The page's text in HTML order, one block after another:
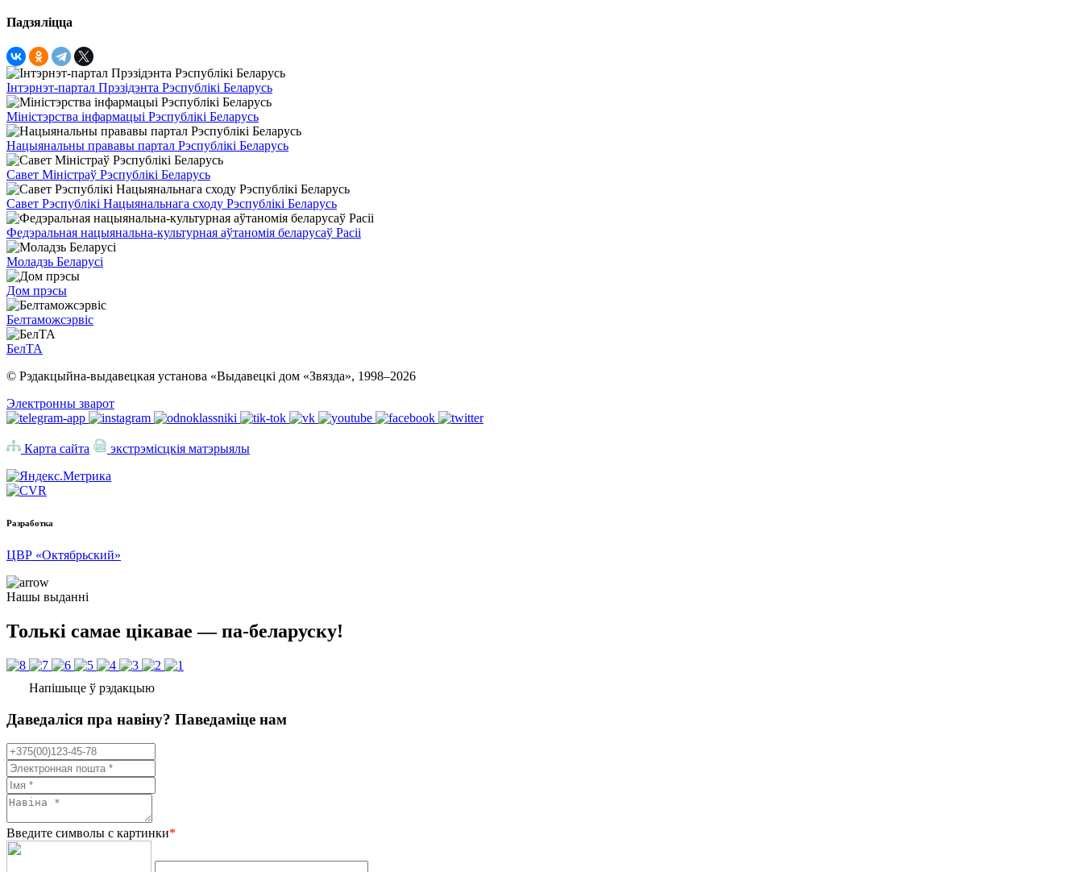
Падзяліцца
Інтэрнэт-партал Прэзідэнта Рэспублікі Беларусь
Міністэрства інфармацыі Рэспублікі Беларусь
Нацыянальны прававы партал Рэспублікі Беларусь
Савет Міністраў Рэспублікі Беларусь
Савет Рэспублікі Нацыянальнага сходу Рэспублікі Беларусь
Федэральная нацыянальна-культурная аўтаномія беларусаў Расіі
Моладзь Беларусі
Дом прэсы
Белтаможсэрвіс
БелТА
© Рэдакцыйна-выдавецкая установа «Выдавецкі дом «Звязда», 1998–2026
Электронны зварот
Карта сайта экстрэмісцкія матэрыялы
Разработка
ЦВР «Октябрьский»
Нашы выданні
Толькі самае цікавае — па-беларуску!
Напішыце ў рэдакцыю
Даведаліся пра навіну? Паведаміце нам
Введите символы с картинки*